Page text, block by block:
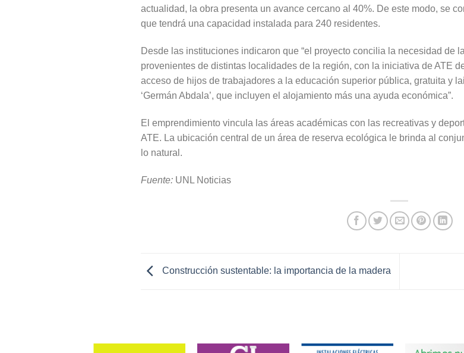
actualidad, la obra presenta un avance cercano al 40%. De este modo, se
que tendrá una capacidad instalada para 240 residentes.
Desde las instituciones indicaron que “el proyecto concilia la necesidad de
provenientes de distintas localidades de la región, con la iniciativa de ATE
acceso de hijos de trabajadores a la educación superior pública, gratuita y
‘Germán Abdala’, que incluyen el alojamiento más una ayuda económica”.
El emprendimiento vincula las áreas académicas con las recreativas y
ATE. La ubicación central de un área de reserva ecológica le brinda al
lo natural.
Fuente: UNL Noticias
Construcción sustentable: la importancia de la madera